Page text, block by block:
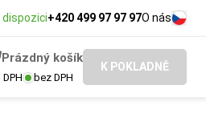
+420 499 97 97 97O nás
Prázdný košík
DPH bez DPH
K POKLADNĚ